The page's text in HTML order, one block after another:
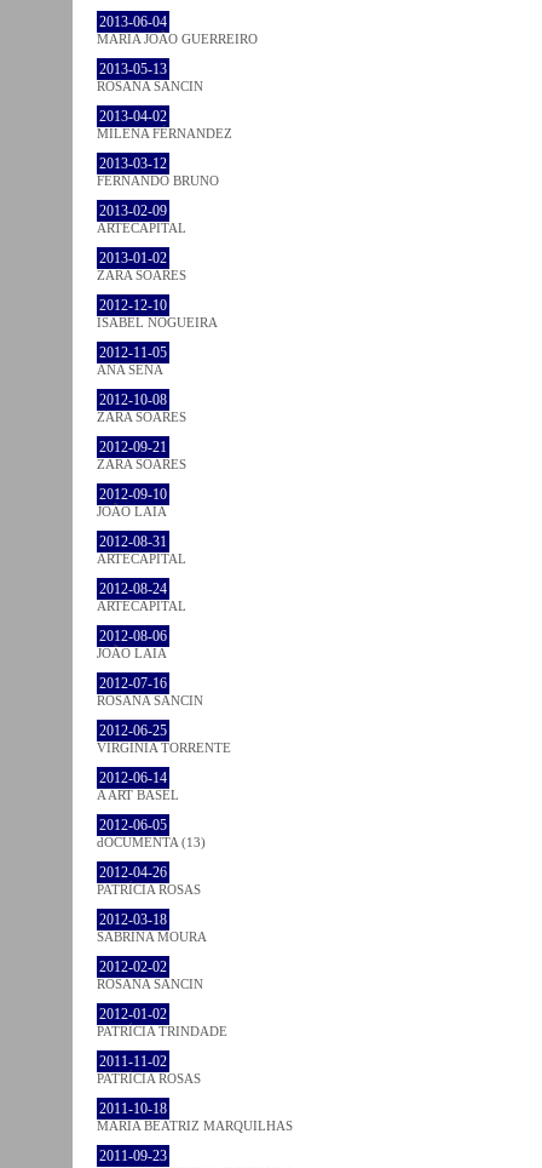
2013-06-04
MARIA JOÃO GUERREIRO
2013-05-13
ROSANA SANCIN
2013-04-02
MILENA FÉRNANDEZ
2013-03-12
FERNANDO BRUNO
2013-02-09
ARTECAPITAL
2013-01-02
ZARA SOARES
2012-12-10
ISABEL NOGUEIRA
2012-11-05
ANA SENA
2012-10-08
ZARA SOARES
2012-09-21
ZARA SOARES
2012-09-10
JOÃO LAIA
2012-08-31
ARTECAPITAL
2012-08-24
ARTECAPITAL
2012-08-06
JOÃO LAIA
2012-07-16
ROSANA SANCIN
2012-06-25
VIRGINIA TORRENTE
2012-06-14
A ART BASEL
2012-06-05
dOCUMENTA (13)
2012-04-26
PATRÍCIA ROSAS
2012-03-18
SABRINA MOURA
2012-02-02
ROSANA SANCIN
2012-01-02
PATRÍCIA TRINDADE
2011-11-02
PATRÍCIA ROSAS
2011-10-18
MARIA BEATRIZ MARQUILHAS
2011-09-23